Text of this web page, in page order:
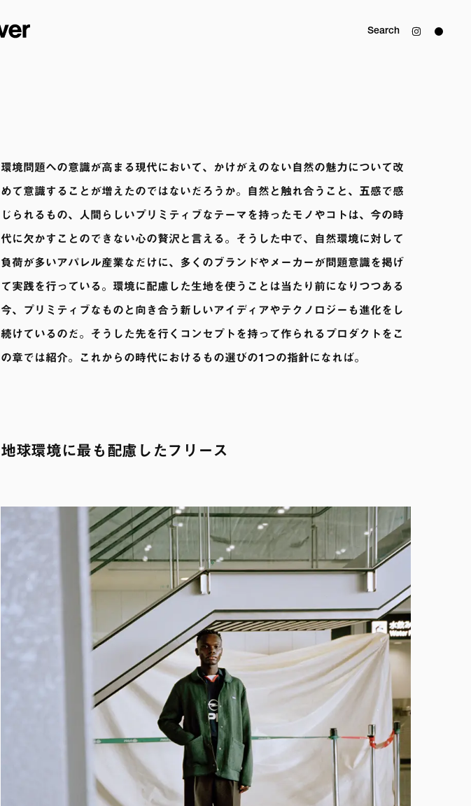
Search
環境問題への意識が高まる現代において、かけがえのない自然の魅力について改
めて意識することが増えたのではないだろうか。自然と触れ合うこと、五感で感
じられるもの、人間らしいプリミティブなテーマを持ったモノやコトは、今の時
代に欠かすことのできない心の贅沢と言える。そうした中で、自然環境に対して
負荷が多いアパレル産業なだけに、多くのブランドやメーカーが問題意識を掲げ
て実践を行っている。環境に配慮した生地を使うことは当たり前になりつつある
今、プリミティブなものと向き合う新しいアイディアやテクノロジーも進化をし
続けているのだ。そうした先を行くコンセプトを持って作られるプロダクトをこ
の章では紹介。これからの時代におけるもの選びの1つの指針になれば。
地球環境に最も配慮したフリース